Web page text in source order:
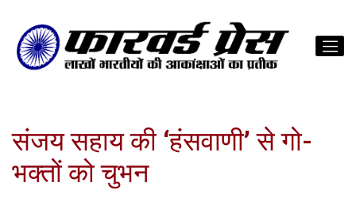
संजय सहाय की ‘हंसवाणी’ से गो-
भक्तों को चुभन